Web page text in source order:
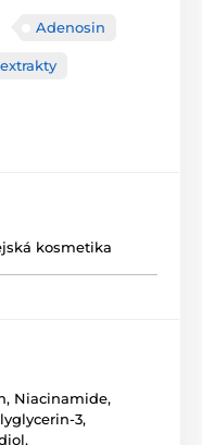
Adenosin
kosmetika
Niacinamide,
3,